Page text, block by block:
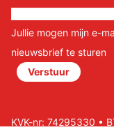
Jullie mogen mijn e-
nieuwsbrief te sturen
Verstuur
KVK-nr: 74295330 •